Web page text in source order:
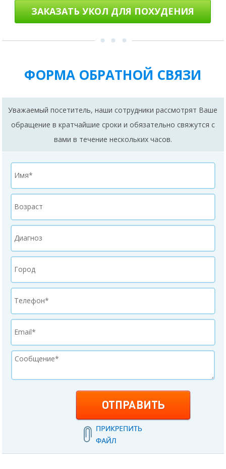
ЗАКАЗАТЬ УКОЛ ДЛЯ ПОХУДЕНИЯ
ФОРМА ОБРАТНОЙ СВЯЗИ
Уважаемый посетитель, наши сотрудники рассмотрят Ваше
обращение в кратчайшие сроки и обязательно свяжутся с
вами в течение нескольких часов.